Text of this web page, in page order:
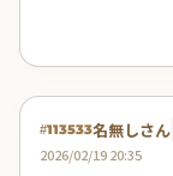
#113533名無しさん
2026/02/19 20:35